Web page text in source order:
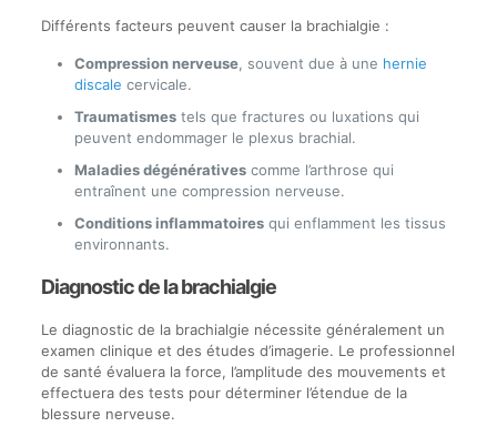
Différents facteurs peuvent causer la brachialgie :
Compression nerveuse, souvent due à une hernie
discale cervicale.
Traumatismestels que fractures ou luxations qui
peuvent endommager le plexus brachial.
Maladies dégénérativescomme l’arthrose qui
entraînent une compression nerveuse.
Conditions inflammatoiresqui enflamment les tissus
environnants.
Diagnostic de la brachialgie
Le diagnostic de la brachialgie nécessite généralement un
examen clinique et des études d’imagerie. Le professionnel
de santé évaluera la force, l’amplitude des mouvements et
effectuera des tests pour déterminer l’étendue de la
blessure nerveuse.